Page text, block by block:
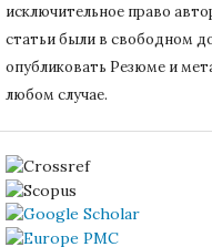
исключительное право
статьи были в свободном
опубликовать Резюме и
любом случае.